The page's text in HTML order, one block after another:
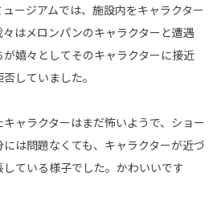
ージアムでは、施設内をキャラクター
はメロンパンのキャラクターと遭遇
嬉々としてそのキャラクターに接近
していました。
ャラクターはまだ怖いようで、ショー
は問題なくても、キャラクターが近づ
ている様子でした。かわいいです